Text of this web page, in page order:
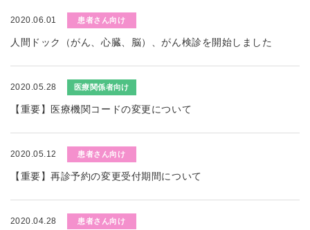
2020.06.01 患者さん向け
人間ドック（がん、心臓、脳）、がん検診を開始しました
2020.05.28 医療関係者向け
【重要】医療機関コードの変更について
2020.05.12 患者さん向け
【重要】再診予約の変更受付期間について
2020.04.28 患者さん向け